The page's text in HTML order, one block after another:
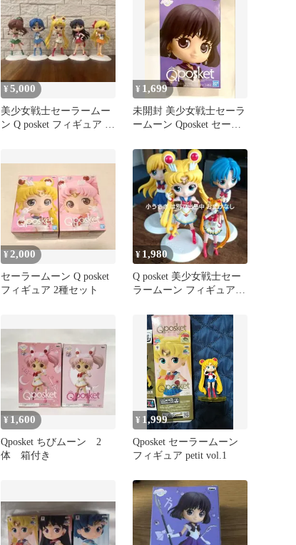
¥5,000
美少女戦士セーラームー
ン Q posket フィギュア 5
¥ 1,699
未開封 美少女戦士セーラ
ームーン Qposket セーラ
¥ 2,000
セーラームーン Q posket
フィギュア 2種セット
¥ 1,980
Q posket 美少女戦士セー
ラームーン フィギュア 3
¥ 1,600
Qposket ちびムーン 2
体 箱付き
¥ 1,999
Qposket セーラームーン
フィギュア petit vol.1